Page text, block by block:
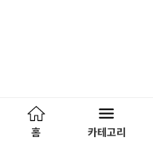
홈 카테고리